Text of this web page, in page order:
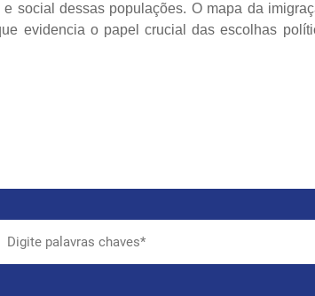
social dessas populações. O mapa da
evidencia o papel crucial das escolhas